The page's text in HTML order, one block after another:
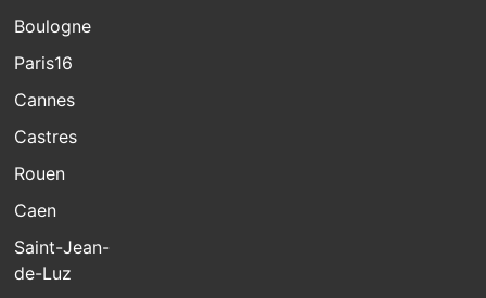
Boulogne
Paris16
Cannes
Castres
Rouen
Caen
Saint-Jean-
de-Luz